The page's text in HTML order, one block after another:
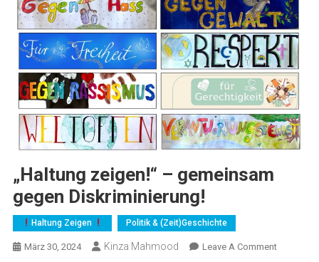
„Haltung zeigen!“ – gemeinsam
gegen Diskriminierung!
Haltung Zeigen Politik & (Zeit)Geschichte
März 30, 2024 Kinza Mahmood Leave A CommentOn